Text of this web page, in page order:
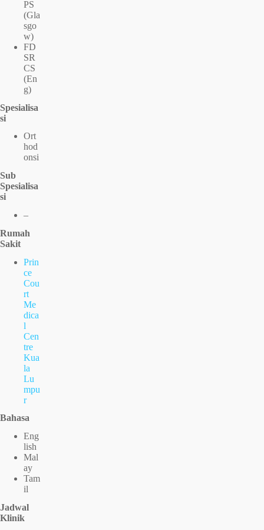
PS
(Gla
sgo
w)
FD
SR
CS
(En
g)
Spesialisa
si
Ort
hod
onsi
Sub
Spesialisa
si
–
Rumah
Sakit
Prin
ce
Cou
rt
Me
dica
l
Cen
tre
Kua
la
Lu
mpu
r
Bahasa
Eng
lish
Mal
ay
Tam
il
Jadwal
Klinik